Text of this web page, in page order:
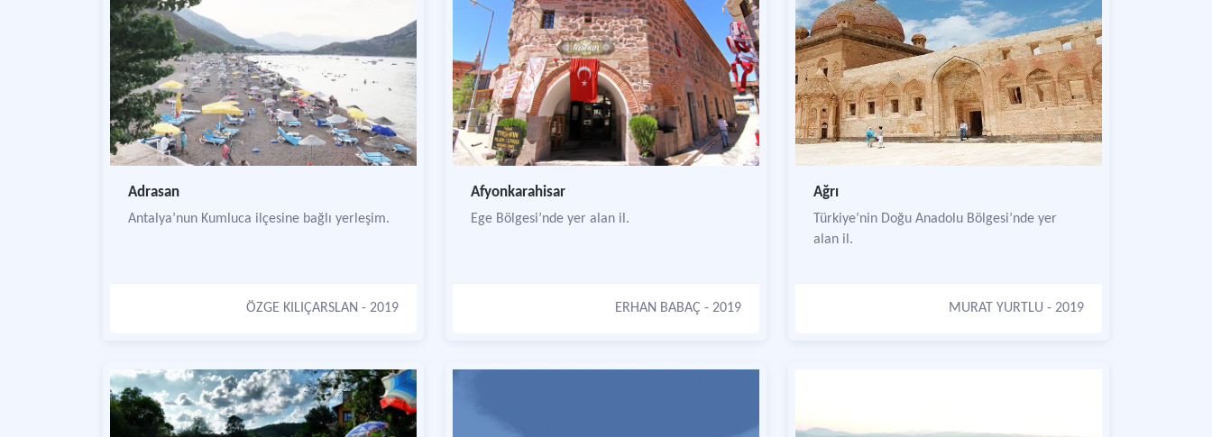
Adrasan
Antalya’nun Kumluca ilçesine bağlı yerleşim.
ÖZGE KILIÇARSLAN - 2019
Afyonkarahisar
Ege Bölgesi’nde yer alan il.
ERHAN BABAÇ - 2019
Ağrı
Türkiye’nin Doğu Anadolu Bölgesi’nde yer
alan il.
MURAT YURTLU - 2019